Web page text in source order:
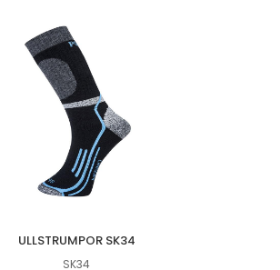
ULLSTRUMPOR SK34
SK34